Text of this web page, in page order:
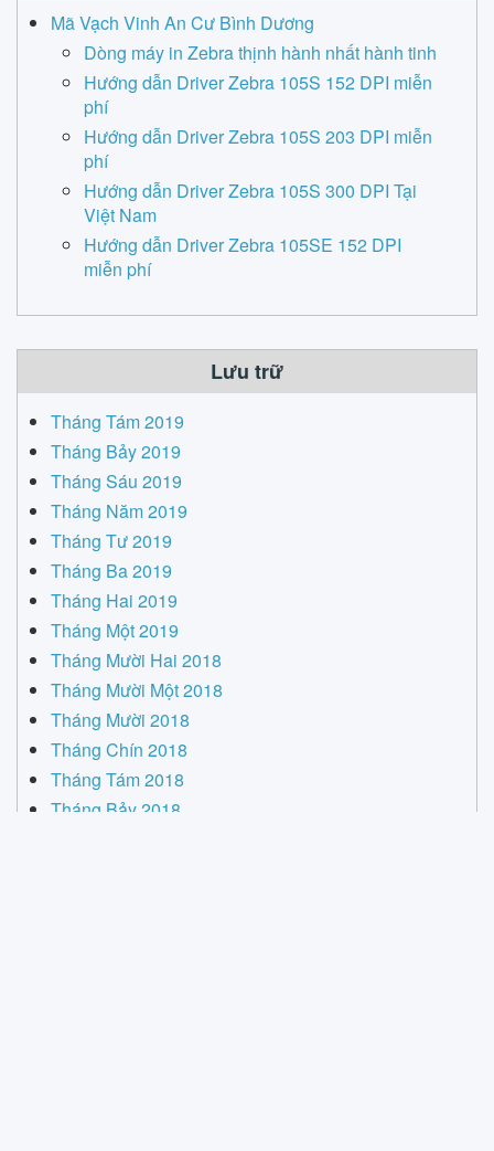
Mã Vạch Vinh An Cư Bình Dương
Dòng máy in Zebra thịnh hành nhất hành tinh
Hướng dẫn Driver Zebra 105S 152 DPI miễn
phí
Hướng dẫn Driver Zebra 105S 203 DPI miễn
phí
Hướng dẫn Driver Zebra 105S 300 DPI Tại
Việt Nam
Hướng dẫn Driver Zebra 105SE 152 DPI
miễn phí
Lưu trữ
Tháng Tám 2019
Tháng Bảy 2019
Tháng Sáu 2019
Tháng Năm 2019
Tháng Tư 2019
Tháng Ba 2019
Tháng Hai 2019
Tháng Một 2019
Tháng Mười Hai 2018
Tháng Mười Một 2018
Tháng Mười 2018
Tháng Chín 2018
Tháng Tám 2018
Tháng Bảy 2018